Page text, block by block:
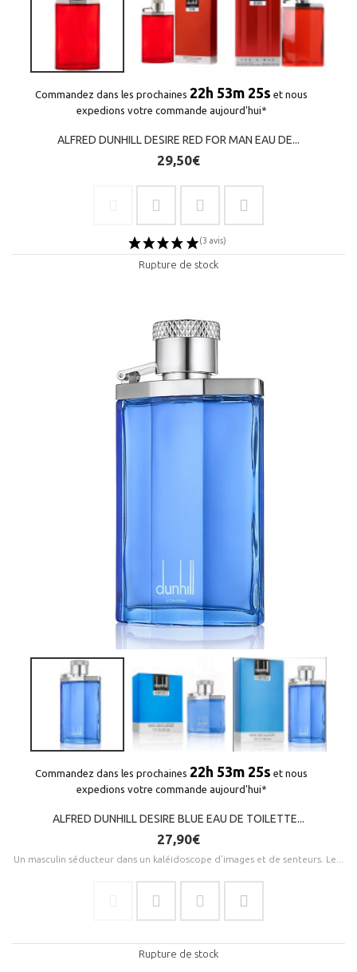
Commandez dans les prochaines 22h 53m 25s et nous
expedions votre commande aujourd'hui*
ALFRED DUNHILL DESIRE RED FOR MAN EAU DE...
29,50€
Rupture de stock
Commandez dans les prochaines 22h 53m 25s et nous
expedions votre commande aujourd'hui*
ALFRED DUNHILL DESIRE BLUE EAU DE TOILETTE...
27,90€
Un masculin séducteur dans un kaléidoscope d’images et de senteurs. Le...
Rupture de stock